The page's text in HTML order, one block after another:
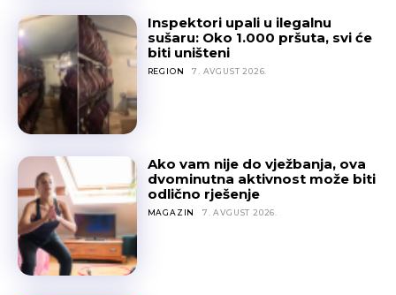
Inspektori upali u ilegalnu
sušaru: Oko 1.000 pršuta, svi će
biti uništeni
REGION 7. AVGUST 2026.
Ako vam nije do vježbanja, ova
dvominutna aktivnost može biti
odlično rješenje
MAGAZIN 7. AVGUST 2026.